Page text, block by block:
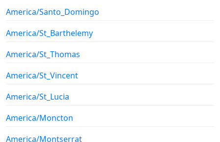
America/Santo_Domingo
America/St_Barthelemy
America/St_Thomas
America/St_Vincent
America/St_Lucia
America/Moncton
America/Montserrat